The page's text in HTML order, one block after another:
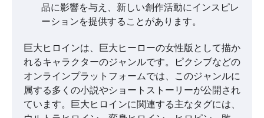
品に影響を与え、新しい創作活動にインスピレ
ーションを提供することがあります。
巨大ヒロインは、巨大ヒーローの女性版として描か
れるキャラクターのジャンルです。ピクシブなどの
オンラインプラットフォームでは、このジャンルに
属する多くの小説やショートストーリーが公開され
ています。巨大ヒロインに関連する主なタグには、